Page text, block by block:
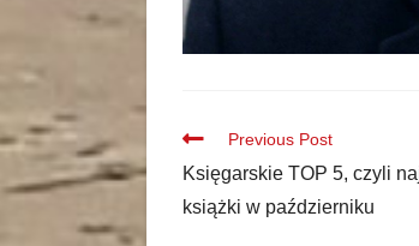
Previous Post
Księgarskie TOP 5, czyli
książki w październiku